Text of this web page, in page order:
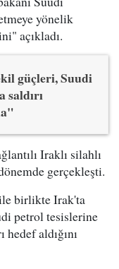
yönelik
açıkladı.
güçleri, Suudi
saldırı
Iraklı silahlı
gerçekleşti.
birlikte Irak'ta
petrol tesislerine
aldığını